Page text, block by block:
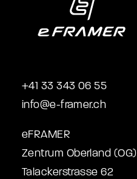
+41 33 343 06 55
info@e-framer.ch
eFRAMER
Zentrum Oberland (OG)
Talackerstrasse 62